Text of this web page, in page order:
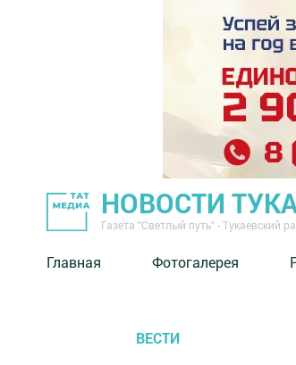
НОВОСТИ
Газета "Светлый путь" - Тукаевский
Главная Фотогалерея
ВЕСТИ